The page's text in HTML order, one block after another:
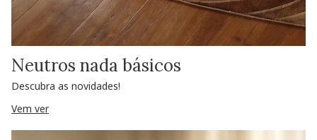
Neutros nada básicos
Descubra as novidades!
Vem ver